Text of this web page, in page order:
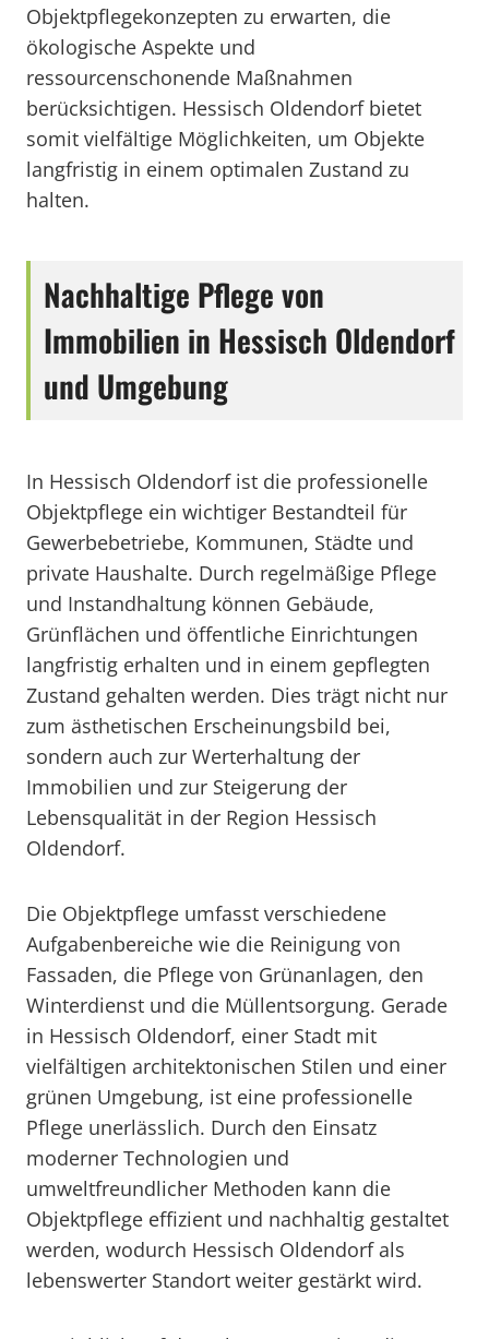
Objektpflegekonzepten zu erwarten, die
ökologische Aspekte und
ressourcenschonende Maßnahmen
berücksichtigen. Hessisch Oldendorf bietet
somit vielfältige Möglichkeiten, um Objekte
langfristig in einem optimalen Zustand zu
halten.
Nachhaltige Pflege von
Immobilien in Hessisch Oldendorf
und Umgebung
In Hessisch Oldendorf ist die professionelle
Objektpflege ein wichtiger Bestandteil für
Gewerbebetriebe, Kommunen, Städte und
private Haushalte. Durch regelmäßige Pflege
und Instandhaltung können Gebäude,
Grünflächen und öffentliche Einrichtungen
langfristig erhalten und in einem gepflegten
Zustand gehalten werden. Dies trägt nicht nur
zum ästhetischen Erscheinungsbild bei,
sondern auch zur Werterhaltung der
Immobilien und zur Steigerung der
Lebensqualität in der Region Hessisch
Oldendorf.
Die Objektpflege umfasst verschiedene
Aufgabenbereiche wie die Reinigung von
Fassaden, die Pflege von Grünanlagen, den
Winterdienst und die Müllentsorgung. Gerade
in Hessisch Oldendorf, einer Stadt mit
vielfältigen architektonischen Stilen und einer
grünen Umgebung, ist eine professionelle
Pflege unerlässlich. Durch den Einsatz
moderner Technologien und
umweltfreundlicher Methoden kann die
Objektpflege effizient und nachhaltig gestaltet
werden, wodurch Hessisch Oldendorf als
lebenswerter Standort weiter gestärkt wird.